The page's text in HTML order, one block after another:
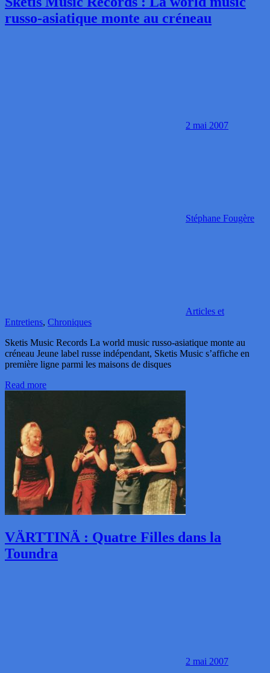
russo-asiatique monte au créneau
2 mai 2007
Stéphane Fougère
Articles et
Entretiens, Chroniques
Sketis Music Records La world music russo-asiatique monte au
créneau Jeune label russe indépendant, Sketis Music s’affiche en
première ligne parmi les maisons de disques
Read more
VÄRTTINÄ : Quatre Filles dans la
Toundra
2 mai 2007